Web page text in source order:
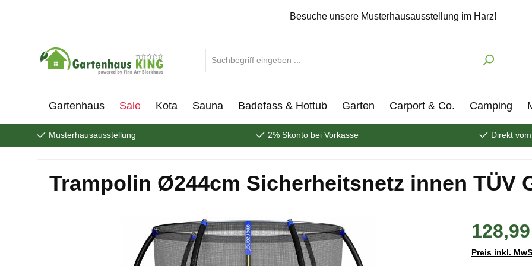
Besuche unsere Musterhausausstellung im Harz!
Gartenhaus Sale Kota Sauna Badefass & Hottub Garten Carport & Co. Camping
Musterhausausstellung 2% Skonto bei Vorkasse Direkt
Trampolin Ø244cm Sicherheitsnetz innen TÜV
Bildergalerie überspringen
Preis inkl.